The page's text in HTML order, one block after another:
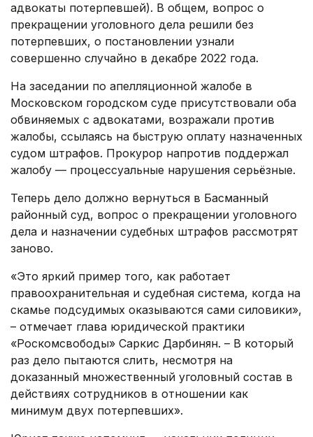
адвокаты потерпевшей). В общем, вопрос о
прекращении уголовного дела решили без
потерпевших, о постановлении узнали
совершенно случайно в декабре 2022 года.
На заседании по апелляционной жалобе в
Московском городском суде присутствовали оба
обвиняемых с адвокатами, возражали против
жалобы, ссылаясь на быструю оплату назначенных
судом штрафов. Прокурор напротив поддержал
жалобу — процессуальные нарушения серьёзные.
Теперь дело должно вернуться в Басманный
районный суд, вопрос о прекращении уголовного
дела и назначении судебных штрафов рассмотрят
заново.
«Это яркий пример того, как работает
правоохранительная и судебная система, когда на
скамье подсудимых оказываются сами силовики»,
– отмечает глава юридической практики
«Роскомсвободы» Саркис Дарбинян. – В который
раз дело пытаются слить, несмотря на
доказанный множественный уголовный состав в
действиях сотрудников в отношении как
минимум двух потерпевших».